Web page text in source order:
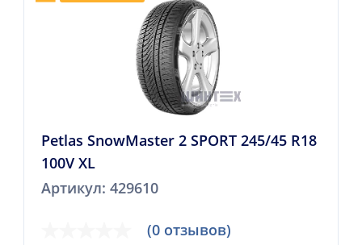
Petlas SnowMaster 2 SPORT 245/45 R18
100V XL
Артикул: 429610
(0 отзывов)